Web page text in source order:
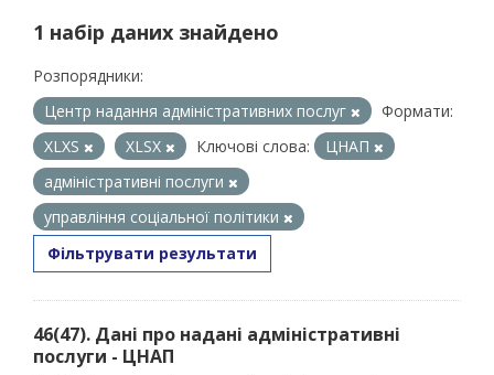
1 набір даних знайдено
Розпорядники:
Центр надання адміністративних послуг
Формати:
XLXS
XLSX Ключові слова:
ЦНАП
адміністративні послуги
управління соціальної політики
Фільтрувати результати
46(47). Дані про надані адміністративні
послуги - ЦНАП